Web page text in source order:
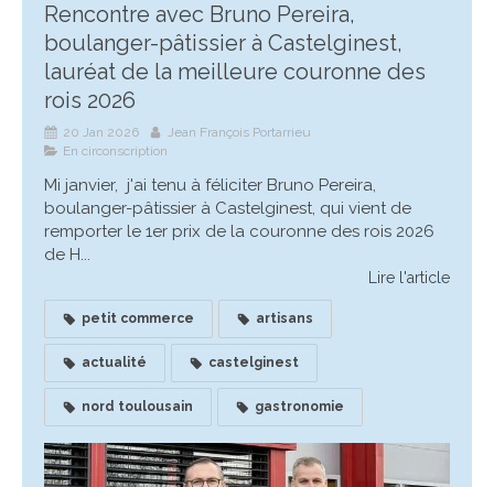
Rencontre avec Bruno Pereira,
boulanger-pâtissier à Castelginest,
lauréat de la meilleure couronne des
rois 2026
20 Jan 2026
Jean François Portarrieu
En circonscription
Mi janvier, j'ai tenu à féliciter Bruno Pereira,
boulanger-pâtissier à Castelginest, qui vient de
remporter le 1er prix de la couronne des rois 2026
de H...
Lire l'article
petit commerce artisans
actualité castelginest
nord toulousain gastronomie